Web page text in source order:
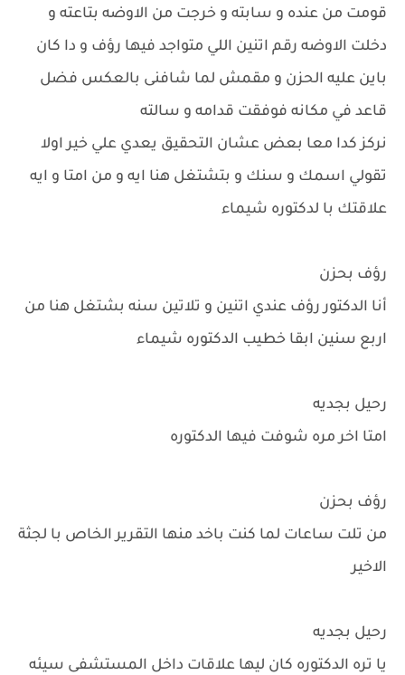
قومت من عنده و سابته و خرجت من الاوضه بتاعته و
دخلت الاوضه رقم اتنين اللي متواجد فيها رؤف و دا كان
باين عليه الحزن و مقمش لما شافنى بالعكس فضل
قاعد في مكانه فوفقت قدامه و سالته
نركز كدا معا بعض عشان التحقيق يعدي علي خير اولا
تقولي اسمك و سنك و بتشتغل هنا ايه و من امتا و ايه
علاقتك با لدكتوره شيماء
رؤف بحزن
أنا الدكتور رؤف عندي اتنين و تلاتين سنه بشتغل هنا من
اربع سنين ابقا خطيب الدكتوره شيماء
رحيل بجديه
امتا اخر مره شوفت فيها الدكتوره
رؤف بحزن
من تلت ساعات لما كنت باخد منها التقرير الخاص با لجثة
الاخير
رحيل بجديه
يا تره الدكتوره كان ليها علاقات داخل المستشفى سيئه